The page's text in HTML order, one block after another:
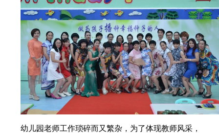
幼儿园老师工作琐碎而又繁杂，为了体现教师风采，